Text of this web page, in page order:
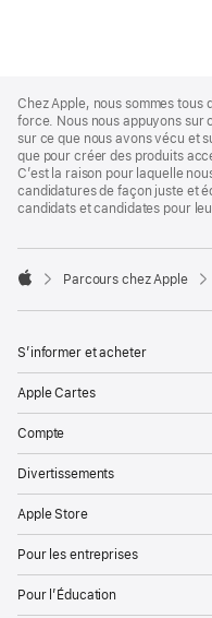
Footer
Chez Apple, nous sommes tous
force. Nous nous appuyons sur
sur ce que nous avons vécu et
que pour créer des produits
C’est la raison pour laquelle
candidatures de façon juste et
candidats et candidates pour

Parcours chez Apple
S’informer et acheter
Apple Cartes
Compte
Divertissements
Apple Store
Pour les entreprises
Pour l’Éducation